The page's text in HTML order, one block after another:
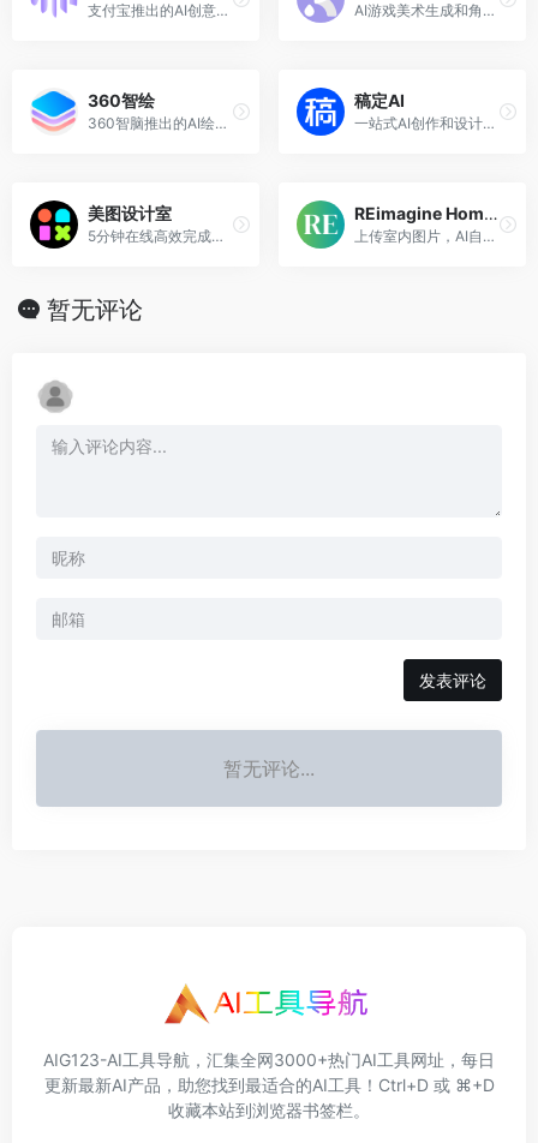
支付宝推出的AI创意设计平台，专注于电商行业 AI游戏美术生成和角色设计平台
360智绘
360智脑推出的AI绘画创作与分享平台
稿定AI
一站式AI创作和设计平台
美图设计室
5分钟在线高效完成平面设计，AI帮你做设计
REimagine Home: AI
上传室内图片，AI自动为你生成多种家居软装效果图
暂无评论
发表评论
暂无评论...
AIG123-AI工具导航，汇集全网3000+热门AI工具网址，每日
更新最新AI产品，助您找到最适合的AI工具！Ctrl+D 或 ⌘+D
收藏本站到浏览器书签栏。